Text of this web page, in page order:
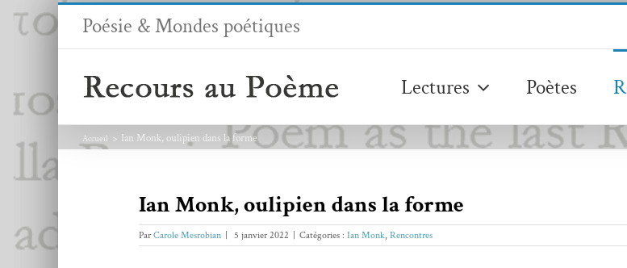
Passer
Poésie & Mondes poétiques
Lectures Poètes
Accueil Ian Monk, oulipien dans la forme
Ian Monk, oulipien dans la forme
ParCarole Mesrobian 5 janvier 2022 Catégories : Ian Monk, Rencontres